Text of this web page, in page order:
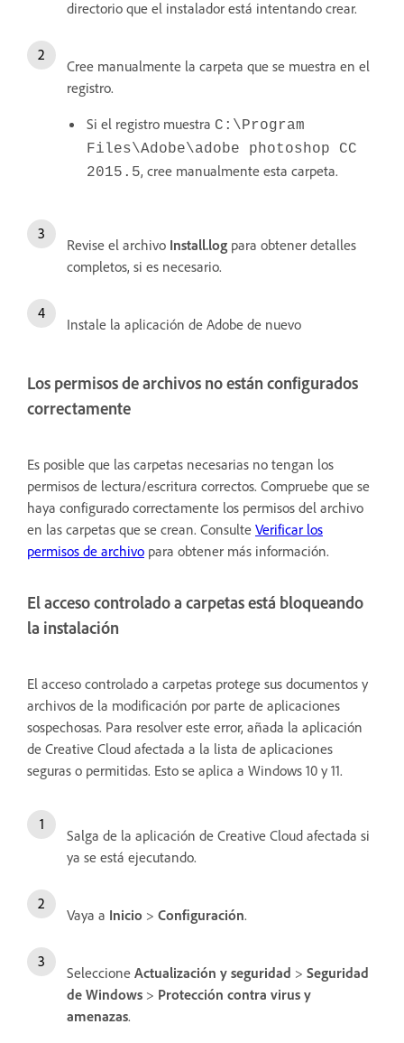
directorio que el instalador está intentando crear.
Cree manualmente la carpeta que se muestra en el
registro.
Si el registro muestra C:\Program
Files\Adobe\adobe photoshop CC
2015.5, cree manualmente esta carpeta.
Revise el archivo Install.log para obtener detalles
completos, si es necesario.
Instale la aplicación de Adobe de nuevo
Los permisos de archivos no están configurados
correctamente
Es posible que las carpetas necesarias no tengan los
permisos de lectura/escritura correctos. Compruebe que se
haya configurado correctamente los permisos del archivo
en las carpetas que se crean. Consulte Verificar los
permisos de archivo para obtener más información.
El acceso controlado a carpetas está bloqueando
la instalación
El acceso controlado a carpetas protege sus documentos y
archivos de la modificación por parte de aplicaciones
sospechosas. Para resolver este error, añada la aplicación
de Creative Cloud afectada a la lista de aplicaciones
seguras o permitidas. Esto se aplica a Windows 10 y 11.
Salga de la aplicación de Creative Cloud afectada si
ya se está ejecutando.
Vaya a Inicio > Configuración.
Seleccione Actualización y seguridad > Seguridad
de Windows > Protección contra virus y
amenazas.